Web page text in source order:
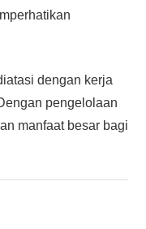
dengan kerja
pengelolaan
manfaat besar bagi